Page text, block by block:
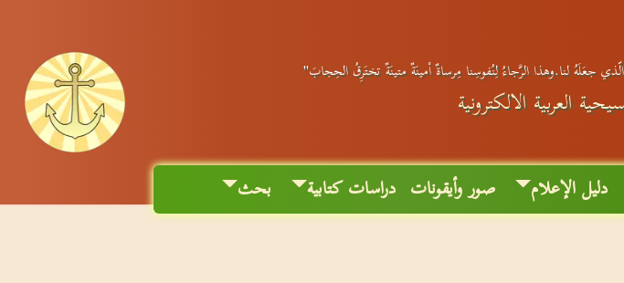
جعَلَهُ لنا.وهذا الرَّجاءُ لِنُفوسِنا مِرساةٌ أمينَةٌ متينَةٌ تختَرِقُ الحِجابَ"
العربية الالكترونية
دليل الإعلام صور وأيقونات دراسات كتابية بحث